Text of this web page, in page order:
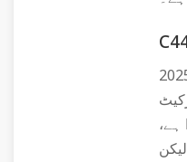
کے آغاز سے سویپ
ہے،
لیکن C444 بونس کوڈ اصل